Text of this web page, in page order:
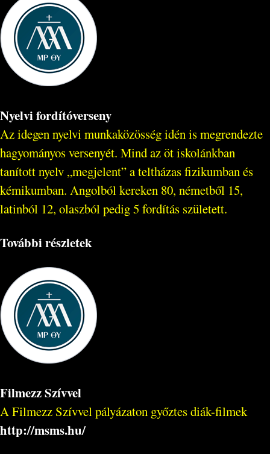
Nyelvi fordítóverseny
Az idegen nyelvi munkaközösség idén is megrendezte
hagyományos versenyét. Mind az öt iskolánkban
tanított nyelv „megjelent” a teltházas fizikumban és
kémikumban. Angolból kereken 80, németből 15,
latinból 12, olaszból pedig 5 fordítás született.
További részletek
Filmezz Szívvel
A Filmezz Szívvel pályázaton győztes diák-filmek
http://msms.hu/